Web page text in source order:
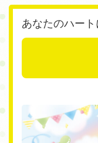
あなたのハー